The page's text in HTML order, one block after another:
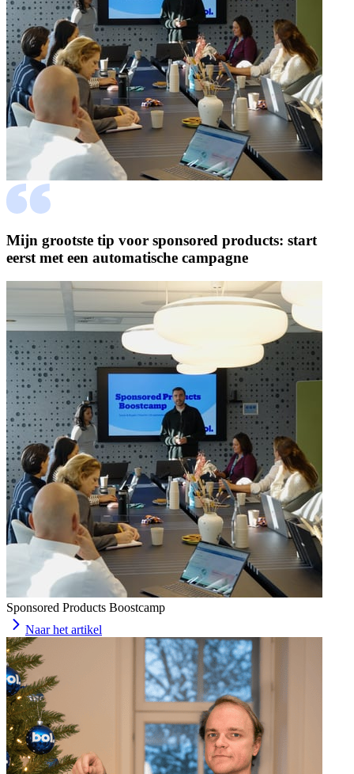
Mijn grootste tip voor sponsored products: start
eerst met een automatische campagne
Sponsored Products Boostcamp
Naar het artikel